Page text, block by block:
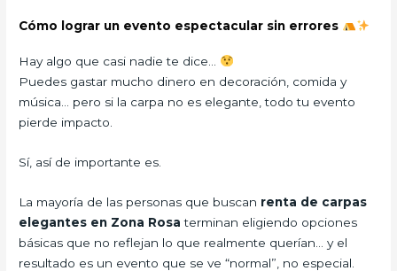
Cómo lograr un evento espectacular sin errores
Hay algo que casi nadie te dice…
Puedes gastar mucho dinero en decoración, comida y
música… pero si la carpa no es elegante, todo tu evento
pierde impacto.
Sí, así de importante es.
La mayoría de las personas que buscan renta de carpas
elegantes en Zona Rosaterminan eligiendo opciones
básicas que no reflejan lo que realmente querían… y el
resultado es un evento que se ve “normal”, no especial.